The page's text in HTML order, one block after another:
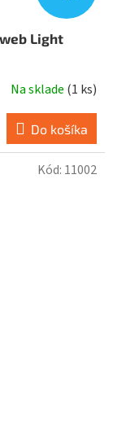
Light
Na sklade (1 ks)
Do košíka
Kód: 11002